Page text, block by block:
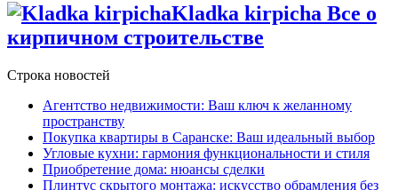
Kladka kirpicha Все о
кирпичном строительстве
Строка новостей
Агентство недвижимости: Ваш ключ к желанному
пространству
Покупка квартиры в Саранске: Ваш идеальный выбор
Угловые кухни: гармония функциональности и стиля
Приобретение дома: нюансы сделки
Плинтус скрытого монтажа: искусство обрамления без